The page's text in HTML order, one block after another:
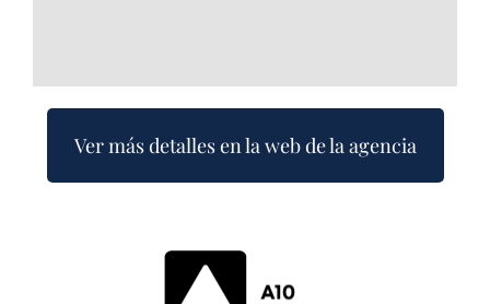
Ver más detalles en la web de la agencia